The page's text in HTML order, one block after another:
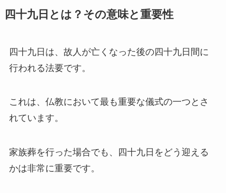
四十九日とは？その意味と重要性
四十九日は、故人が亡くなった後の四十九日間に
行われる法要です。
これは、仏教において最も重要な儀式の一つとさ
れています。
家族葬を行った場合でも、四十九日をどう迎える
かは非常に重要です。